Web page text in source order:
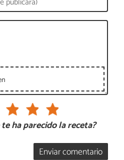
ha parecido la receta?
Enviar comentario